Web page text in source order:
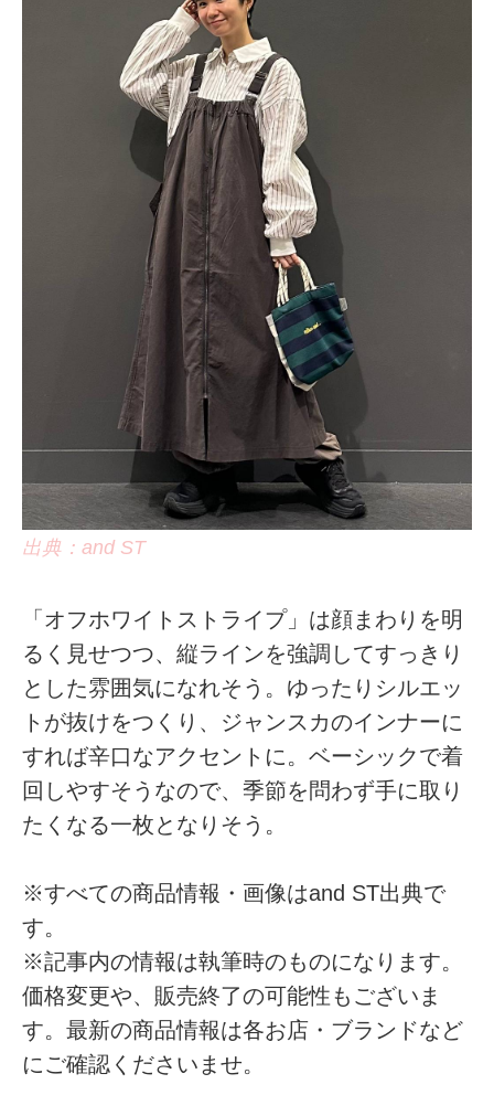
出典：and ST
「オフホワイトストライプ」は顔まわりを明
るく見せつつ、縦ラインを強調してすっきり
とした雰囲気になれそう。ゆったりシルエッ
トが抜けをつくり、ジャンスカのインナーに
すれば辛口なアクセントに。ベーシックで着
回しやすそうなので、季節を問わず手に取り
たくなる一枚となりそう。
※すべての商品情報・画像はand ST出典で
す。
※記事内の情報は執筆時のものになります。
価格変更や、販売終了の可能性もございま
す。最新の商品情報は各お店・ブランドなど
にご確認くださいませ。